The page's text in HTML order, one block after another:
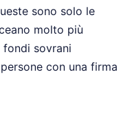
sono solo le
molto più
sovrani
con una firma